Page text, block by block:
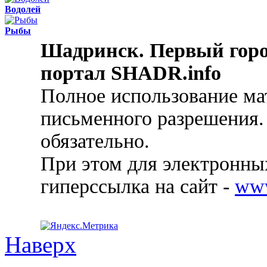
Водолей
Рыбы
Шадринск. Первый
портал SHADR.info
Полное использование
письменного
обязательно.
При этом для
гиперссылка на сайт -
Наверх